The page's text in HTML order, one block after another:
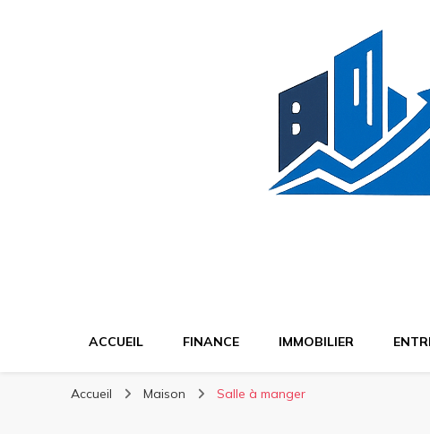
ACCUEIL FINANCE IMMOBILIER
Accueil Maison Salle à manger